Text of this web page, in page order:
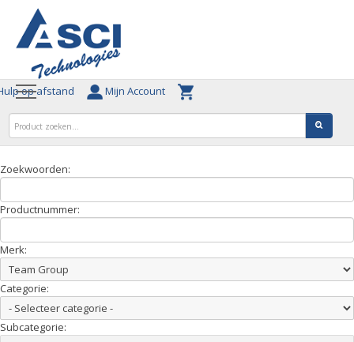
op afstand Mijn Account
Zoekwoorden:
Productnummer:
Merk:
Categorie:
Subcategorie: